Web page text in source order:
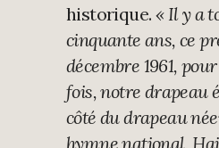
historique. « Il y a
cinquante ans, ce
décembre 1961,
fois, notre drapeau
côté du drapeau
hymne national,